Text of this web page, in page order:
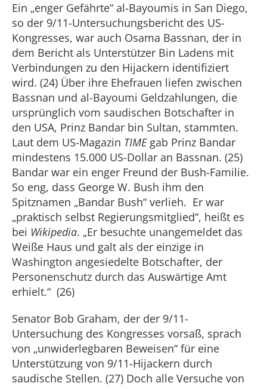
Ein „enger Gefährte“ al-Bayoumis in San Diego,
so der 9/11-Untersuchungsbericht des US-
Kongresses, war auch Osama Bassnan, der in
dem Bericht als Unterstützer Bin Ladens mit
Verbindungen zu den Hijackern identifiziert
wird. (24) Über ihre Ehefrauen liefen zwischen
Bassnan und al-Bayoumi Geldzahlungen, die
ursprünglich vom saudischen Botschafter in
den USA, Prinz Bandar bin Sultan, stammten.
Laut dem US-Magazin TIME gab Prinz Bandar
mindestens 15.000 US-Dollar an Bassnan. (25)
Bandar war ein enger Freund der Bush-Familie.
So eng, dass George W. Bush ihm den
Spitznamen „Bandar Bush“ verlieh. Er war
„praktisch selbst Regierungsmitglied“, heißt es
bei Wikipedia. „Er besuchte unangemeldet das
Weiße Haus und galt als der einzige in
Washington angesiedelte Botschafter, der
Personenschutz durch das Auswärtige Amt
erhielt.“ (26)
Senator Bob Graham, der der 9/11-
Untersuchung des Kongresses vorsaß, sprach
von „unwiderlegbaren Beweisen“ für eine
Unterstützung von 9/11-Hijackern durch
saudische Stellen. (27) Doch alle Versuche von